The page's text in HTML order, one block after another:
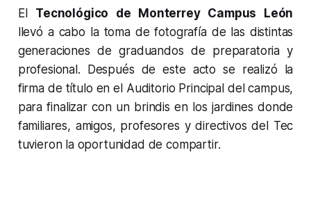
El Tecnológico de Monterrey Campus León
llevó a cabo la toma de fotografía de las distintas
generaciones de graduandos de preparatoria y
profesional. Después de este acto se realizó la
firma de título en el Auditorio Principal del campus,
para finalizar con un brindis en los jardines donde
familiares, amigos, profesores y directivos del Tec
tuvieron la oportunidad de compartir.